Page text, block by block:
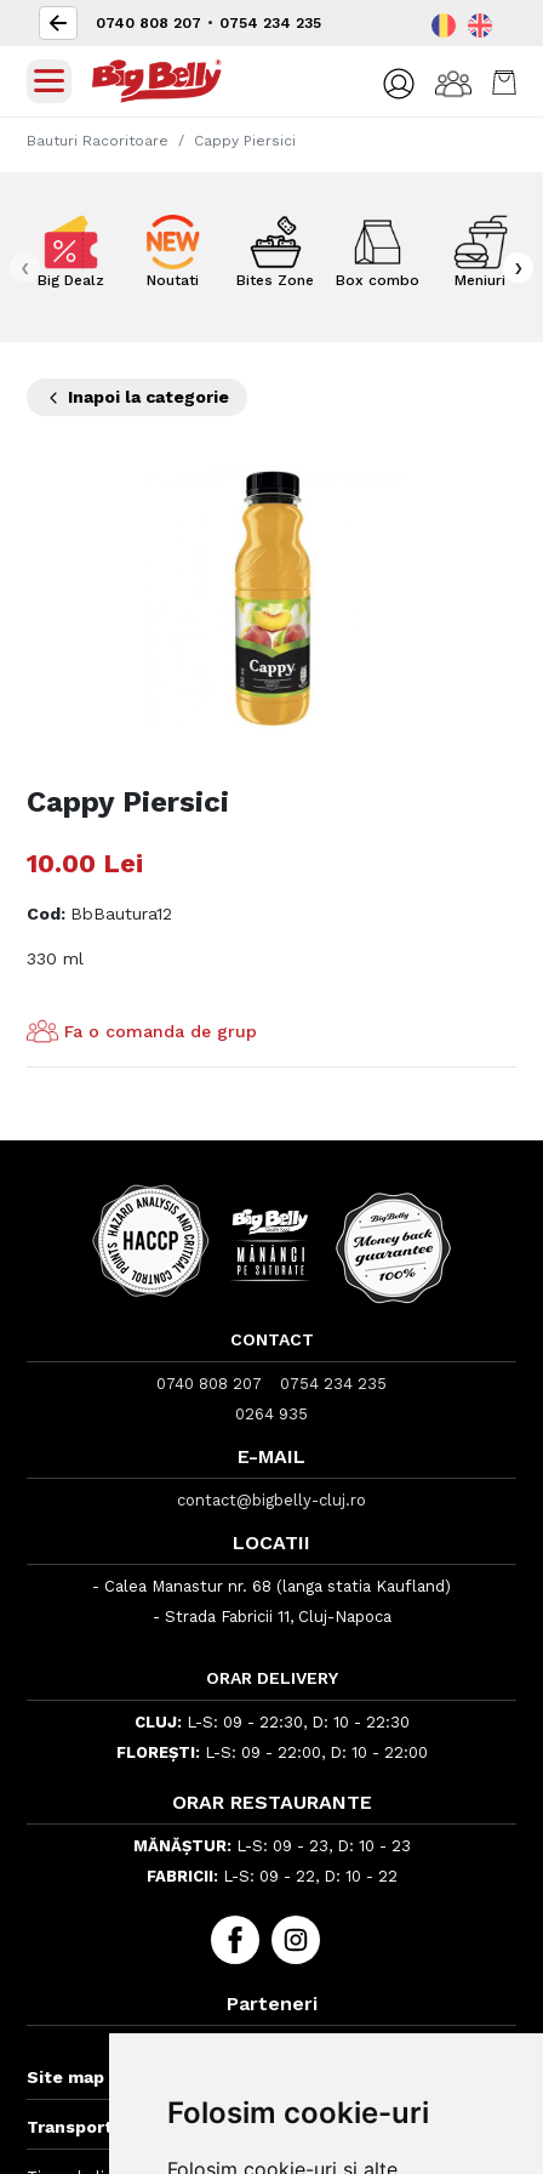
Folosim cookie-uri
Folosim cookie-uri și alte
0740 808 207 • 0754 234 235
Bauturi Racoritoare Cappy Piersici
Big Dealz Noutati Bites Zone Box combo
Meniuri
‹ ›
Inapoi la categorie
Cappy Piersici
10.00 Lei
Cod: BbBautura12
330 ml
Fa o comanda de grup
CONTACT
0740 808 207
0754 234 235
0264 935
E-MAIL
contact@bigbelly-cluj.ro
LOCATII
- Calea Manastur nr. 68 (langa statia Kaufland)
- Strada Fabricii 11, Cluj-Napoca
ORAR DELIVERY
CLUJ:L-S: 09 - 22:30, D: 10 - 22:30
FLOREȘTI:L-S: 09 - 22:00, D: 10 - 22:00
ORAR RESTAURANTE
MĂNĂȘTUR:L-S: 09 - 23, D: 10 - 23
FABRICII:L-S: 09 - 22, D: 10 - 22
Parteneri
Site map
Transport gratuit la comenzi > 60 lei